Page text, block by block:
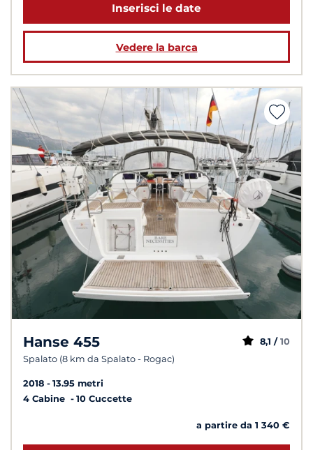
Inserisci le date
Vedere la barca
Hanse 455
Spalato (8 km da Spalato - Rogac)
8,1 / 10
2018
13.95 metri
4 Cabine
10 Cuccette
a partire da 1 340 €